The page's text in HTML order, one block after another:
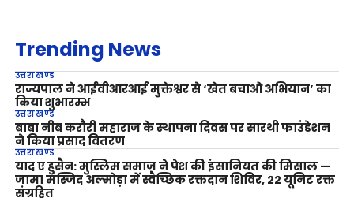
Trending News
उत्तराखण्ड
राज्यपाल ने आईवीआरआई मुक्तेश्वर से ‘खेत बचाओ अभियान’ का
किया शुभारम्भ
उत्तराखण्ड
बाबा नीब करौरी महाराज के स्थापना दिवस पर सारथी फाउंडेशन
ने किया प्रसाद वितरण
उत्तराखण्ड
याद ए हुसैन: मुस्लिम समाज ने पेश की इंसानियत की मिसाल —
जामा मस्जिद अल्मोड़ा में स्वैच्छिक रक्तदान शिविर, 22 यूनिट रक्त
संग्रहित